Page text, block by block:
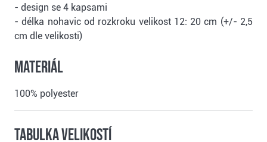
- design se 4 kapsami
- délka nohavic od rozkroku velikost 12: 20 cm (+/- 2,5
cm dle velikosti)
Materiál
100% polyester
Tabulka velikostí